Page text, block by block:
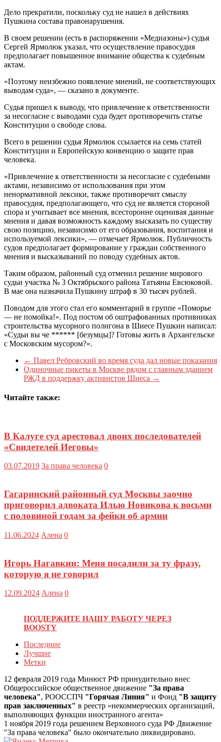
Дело прекратили, поскольку суд не нашел в действиях
Пушкина состава правонарушения.
В своем решении (есть в распоряжении «Медиазоны») судья
Сергей Ярмолюк указал, что осуществление правосудия
предполагает повышенное внимание общества к судебным
актам.
«Поэтому неизбежно появление мнений, не соответствующих
выводам суда», — сказано в документе.
Судья пришел к выводу, что привлечение к ответственности
за несогласие с выводами суда будет противоречить статье
Конституции о свободе слова.
Всего в решении судья Ярмолюк ссылается на семь статей
Конституции и Европейскую конвенцию о защите прав
человека.
«Привлечение к ответственности за несогласие с судебными
актами, независимо от использования при этом
ненормативной лексики, также противоречит смыслу
правосудия, предполагающего, что суд не является стороной
спора и учитывает все мнения, всесторонне оценивая данные
мнения и давая возможность каждому высказать по существу
свою позицию, независимо от его образования, воспитания и
используемой лексики», — отмечает Ярмолюк. Публичность
судов предполагает формирование у граждан собственного
мнения и высказываний по поводу судебных актов.
Таким образом, районный суд отменил решение мирового
судьи участка № 3 Октябрьского района Татьяны Евсюковой.
В мае она назначила Пушкину штраф в 30 тысяч рублей.
Поводом для этого стал его комментарий в группе «Поморье
— не помойка!». Под постом об оштрафованных противниках
строительства мусорного полигона в Шиесе Пушкин написал:
«Судьи вы че ****** [безумцы]? Готовы жить в Архангельске
с Московским мусором?».
← Павел Ребровский во время суда дал новые показания
Одиночные пикеты в Москве рядом с главным зданием
РЖД в поддержку активистов Шиеса →
Читайте также:
В Калуге суд арестовал двоих последователей
«Свидетелей Иеговы»
03.07.2019 За права человека 0
Гагаринский районный суд Москвы заочно
приговорил адвоката Илью Новикова к восьми
с половиной годам за фейки об армии
11.06.2024 Алена 0
Игорь Нагавкин: Меня посадили за ту фразу,
которую я не говорил
12.09.2024 Алена 0
ПОДДЕРЖИТЕ НАШУ РАБОТУ ЧЕРЕЗ
BOOSTY
Последние
Лучшие
Метки
12 февраля 2019 года Минюст РФ принудительно внес
Общероссийское общественное движение "За права
человека", РООССПЧ "Горячая Линия" и Фонд "В защиту
прав заключенных" в реестр «некоммерческих организаций,
выполняющих функции иностранного агента»
1 ноября 2019 года решением Верховного суда РФ Движение
"За права человека" было окончательно ликвидировано.